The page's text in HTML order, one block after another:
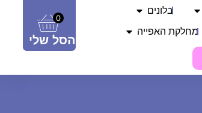
0
הסל שלי
בלונים
מחלקת האפייה